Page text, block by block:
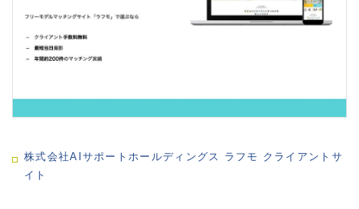
株式会社AIサポートホールディングス ラフモ クライアントサ
イト